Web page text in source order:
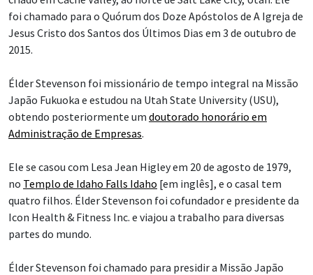
foi chamado para o Quórum dos Doze Apóstolos de A Igreja de
Jesus Cristo dos Santos dos Últimos Dias em 3 de outubro de
2015.
Élder Stevenson foi missionário de tempo integral na Missão
Japão Fukuoka e estudou na Utah State University (USU),
obtendo posteriormente um doutorado honorário em
Administração de Empresas.
Ele se casou com Lesa Jean Higley em 20 de agosto de 1979,
no Templo de Idaho Falls Idaho [em inglês], e o casal tem
quatro filhos. Élder Stevenson foi cofundador e presidente da
Icon Health & Fitness Inc. e viajou a trabalho para diversas
partes do mundo.
Élder Stevenson foi chamado para presidir a Missão Japão